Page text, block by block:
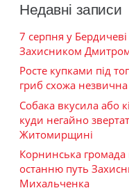
Недавні записи
7 серпня у
Захисником
Росте купками під
гриб схожа незвична
Собака вкусила або
куди негайно
Житомирщині
Корнинська громада
останню путь
Михальченка